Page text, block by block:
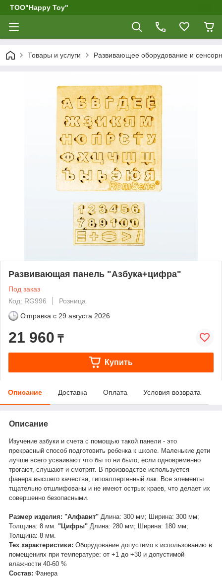
ТОО"Happy Toy"
Товары и услуги Развивающее оборудование и
Развивающая панель "Азбука+цифра"
Под заказ
Код: RG996
Розница
Отправка с 29 августа 2026
21 960 ₸
Купить
Описание Доставка Оплата Условия возврата
Описание
Изучение азбуки и счета с помощью такой панели - это
прекрасный способ подготовить ребенка к школе. Маленькие дети
лучше всего усваивают что бы то ни было, если одновременно
трогают, слушают и смотрят. В производстве используется
фанера высшего качества, гипоаллергенный лак. Все элементы
тщательно отшлифованы и не имеют острых краев, что делает их
совершенно безопасными.
Размер изделия: "Алфавит" Длина: 300 мм; Ширина: 300 мм;
Толщина: 8 мм. "Цифры" Длина: 280 мм; Ширина: 180 мм;
Толщина: 8 мм.
Тех характеристики: Оборудование допустимо к использованию в
помещениях при температуре: от +1 до +30 и допустимой
влажности 40-60 %
Состав: Фанера